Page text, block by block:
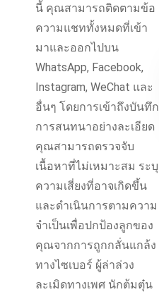
นี้ คุณสามารถติดตามข้อ
ความแชททั้งหมดที่เข้า
มาและออกไปบน
WhatsApp, Facebook,
Instagram, WeChat และ
อื่นๆ โดยการเข้าถึงบันทึก
การสนทนาอย่างละเอียด
คุณสามารถตรวจจับ
เนื้อหาที่ไม่เหมาะสม ระบุ
ความเสี่ยงที่อาจเกิดขึ้น
และดำเนินการตามความ
จำเป็นเพื่อปกป้องลูกของ
คุณจากการถูกกลั่นแกล้ง
ทางไซเบอร์ ผู้ล่าล่วง
ละเมิดทางเพศ นักต้มตุ๋น